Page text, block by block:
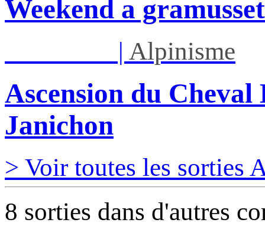
Weekend a gramusset
| Alpinisme
Ascension du
Janichon
> Voir toutes les sorties
8 sorties dans d'autres